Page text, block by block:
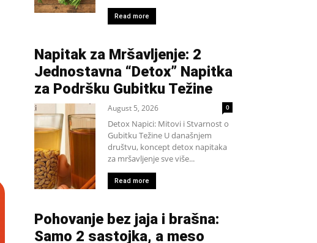
Read more
Napitak za Mršavljenje: 2
Jednostavna “Detox” Napitka
za Podršku Gubitku Težine
August 5, 2026 0
Detox Napici: Mitovi i Stvarnost o
Gubitku Težine U današnjem
društvu, koncept detox napitaka
za mršavljenje sve više...
Read more
Pohovanje bez jaja i brašna:
Samo 2 sastojka, a meso